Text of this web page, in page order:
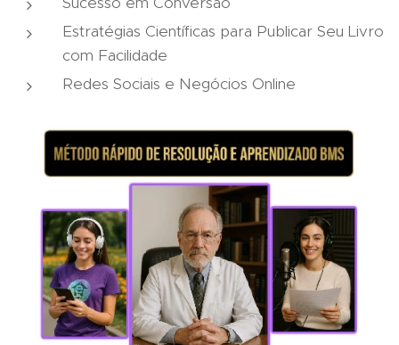
Estratégias Científicas para Publicar Seu Livro
com Facilidade
Redes Sociais e Negócios Online